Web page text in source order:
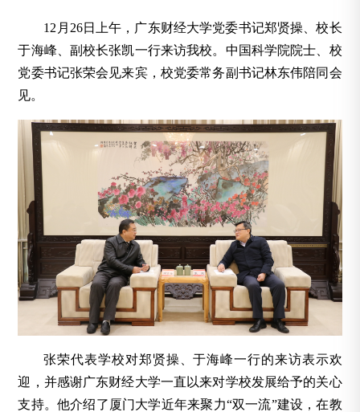
12月26日上午，广东财经大学党委书记郑贤操、校长
于海峰、副校长张凯一行来访我校。中国科学院院士、校
党委书记张荣会见来宾，校党委常务副书记林东伟陪同会
见。
张荣代表学校对郑贤操、于海峰一行的来访表示欢
迎，并感谢广东财经大学一直以来对学校发展给予的关心
支持。他介绍了厦门大学近年来聚力“双一流”建设，在教